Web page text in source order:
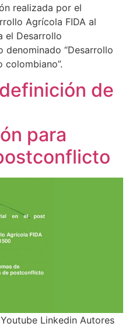
realizada por el
Agrícola FIDA al
el Desarrollo
denominado “Desarrollo
de
para
Linkedin Autores